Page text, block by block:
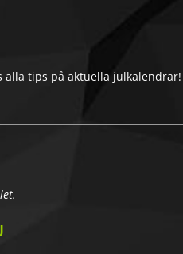
alla tips på aktuella julkalendrar!